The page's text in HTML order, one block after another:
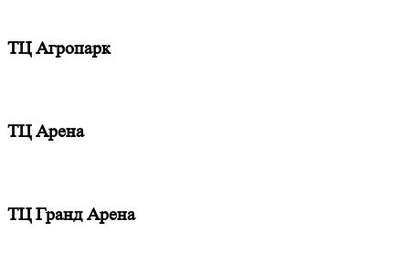
ТЦ Агропарк
ТЦ Арена
ТЦ Гранд Арена